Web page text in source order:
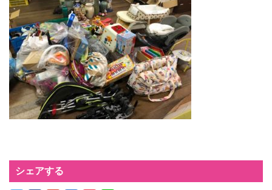
シェアする